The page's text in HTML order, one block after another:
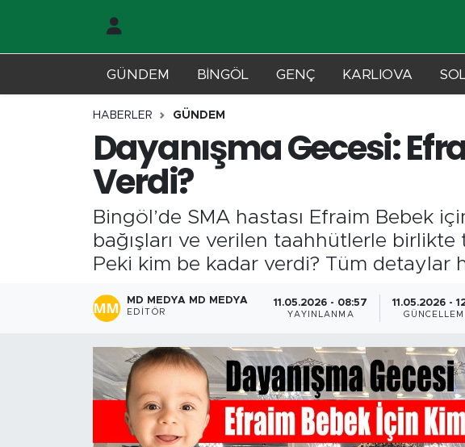
GÜNDEM BİNGÖL GENÇ KARLIOVA
HABERLER GÜNDEM
Dayanışma Gecesi:
Verdi?
Bingöl’de SMA hastası Efraim Bebek
bağışları ve verilen taahhütlerle
Peki kim be kadar verdi? Tüm detaylar
MD MEDYA MD MEDYA
EDITÖR
11.05.2026 - 08:57
YAYINLANMA
11.05.2026 -
Karlıova
Adaklı-Kiğı
Yayladere-Yedisu
MD Prestij Dergisi
Siyaset
Merkez Trafik Yoğunluk Haritası
Süper Lig Puan Durumu ve Fikstür
Tüm Manşetler
Son Dakika Haberleri
Haber Arşivi